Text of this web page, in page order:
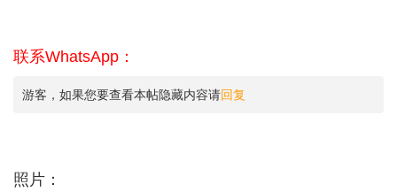
联系WhatsApp：
游客，如果您要查看本帖隐藏内容请回复
照片：